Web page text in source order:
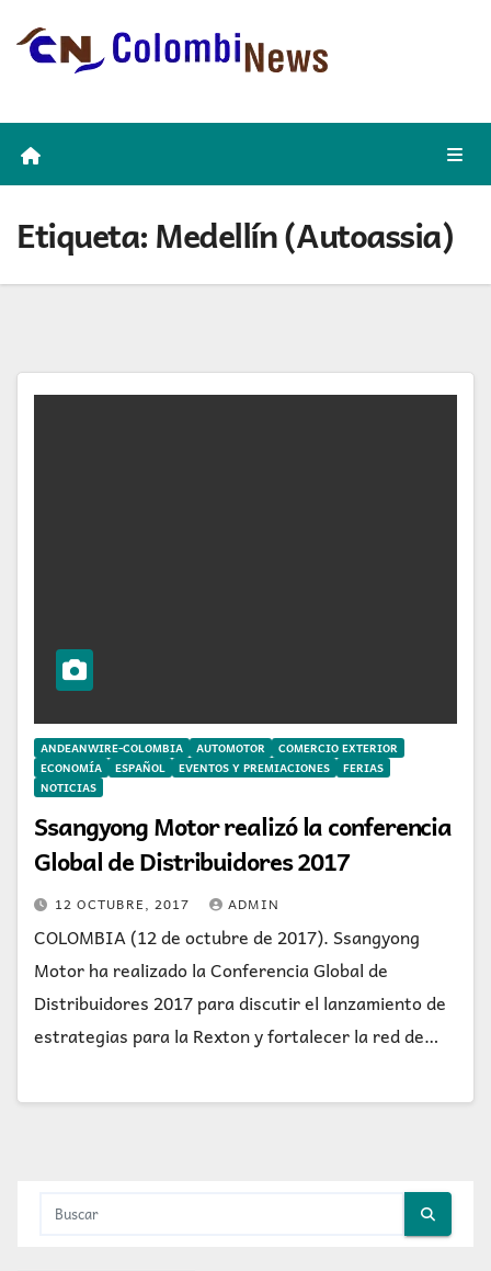
Etiqueta:Medellín (Autoassia)
ANDEANWIRE-COLOMBIA AUTOMOTOR
COMERCIO EXTERIOR
ECONOMÍA
ESPAÑOL EVENTOS Y PREMIACIONES
FERIAS
NOTICIAS
Ssangyong Motor realizó la conferencia
Global de Distribuidores 2017
12 OCTUBRE, 2017 ADMIN
COLOMBIA (12 de octubre de 2017). Ssangyong
Motor ha realizado la Conferencia Global de
Distribuidores 2017 para discutir el lanzamiento de
estrategias para la Rexton y fortalecer la red de…